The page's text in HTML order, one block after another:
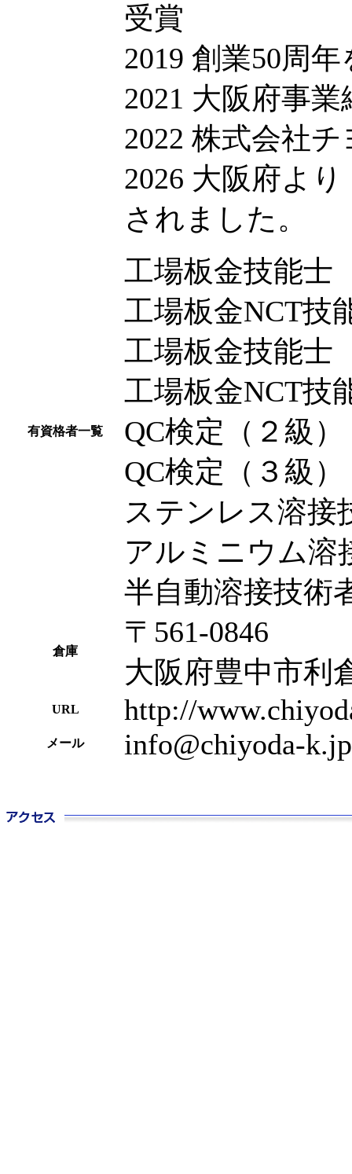
受賞
2019 創業50周
2021 大阪府事
2022 株式会社
2026 大阪府よ
されました。
有資格者一覧
工場板金技能士
工場板金NCT技
工場板金技能士
工場板金NCT技
QC検定（２級）
QC検定（３級）
ステンレス溶接
アルミニウム溶
半自動溶接技術
倉庫
〒561-0846
大阪府豊中市利
URL http://
メール info@chiyoda-k.jp